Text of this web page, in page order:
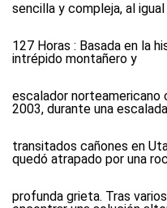
sencilla y compleja, al
127 Horas : Basada en la
intrépido montañero y
escalador norteamericano
2003, durante una
transitados cañones en
quedó atrapado por una
profunda grieta. Tras